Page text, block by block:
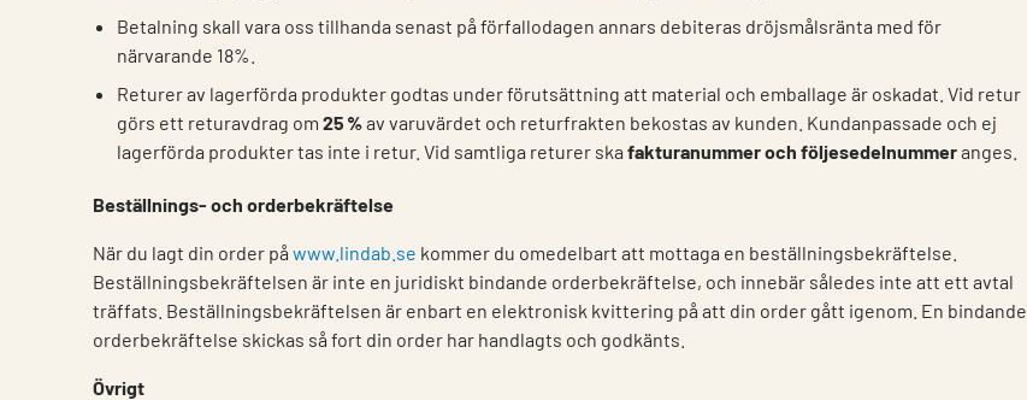
Betalning skall vara oss tillhanda senast på förfallodagen annars debiteras dröjsmålsränta med för
närvarande 18%.
Returer av lagerförda produkter godtas under förutsättning att material och emballage är oskadat. Vid retur
görs ett returavdrag om 25 %av varuvärdet och returfrakten bekostas av kunden. Kundanpassade och ej
lagerförda produkter tas inte i retur. Vid samtliga returer ska fakturanummer och följesedelnummeranges.
Beställnings- och orderbekräftelse
När du lagt din order på www.lindab.se kommer du omedelbart att mottaga en beställningsbekräftelse.
Beställningsbekräftelsen är inte en juridiskt bindande orderbekräftelse, och innebär således inte att ett avtal
träffats. Beställningsbekräftelsen är enbart en elektronisk kvittering på att din order gått igenom. En bindande
orderbekräftelse skickas så fort din order har handlagts och godkänts.
Övrigt